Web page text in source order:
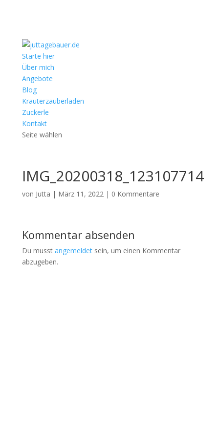
Starte hier
Über mich
Angebote
Blog
Kräuterzauberladen
Zuckerle
Kontakt
Seite wählen
IMG_20200318_123107714
von Jutta | März 11, 2022| 0 Kommentare
Kommentar absenden
Du musst angemeldetsein, um einen Kommentar
abzugeben.